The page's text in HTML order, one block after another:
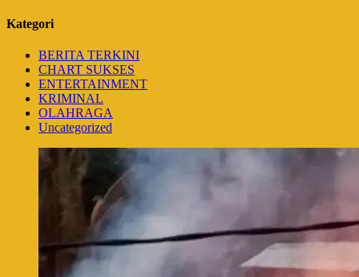
Kategori
BERITA TERKINI
CHART SUKSES
ENTERTAINMENT
KRIMINAL
OLAHRAGA
Uncategorized